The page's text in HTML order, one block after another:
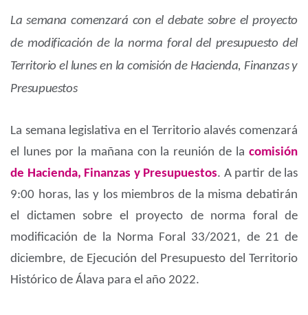
La semana comenzará con el debate sobre el proyecto
de modificación de la norma foral del presupuesto del
Territorio el lunes en la comisión de Hacienda, Finanzas y
Presupuestos
La semana legislativa en el Territorio alavés comenzará
el lunes por la mañana con la reunión de la comisión
de Hacienda, Finanzas y Presupuestos. A partir de las
9:00 horas, las y los miembros de la misma debatirán
el dictamen sobre el proyecto de norma foral de
modificación de la Norma Foral 33/2021, de 21 de
diciembre, de Ejecución del Presupuesto del Territorio
Histórico de Álava para el año 2022.